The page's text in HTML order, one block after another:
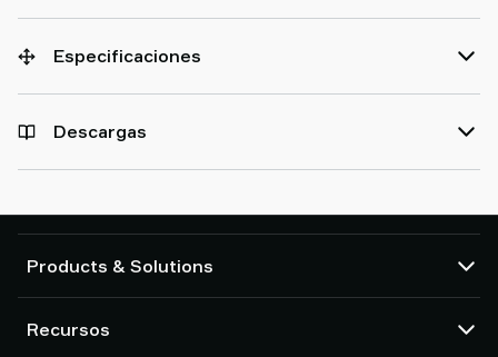
Especificaciones
Descargas
Products & Solutions
Ventosas y sistemas de agarre delicado
Recursos